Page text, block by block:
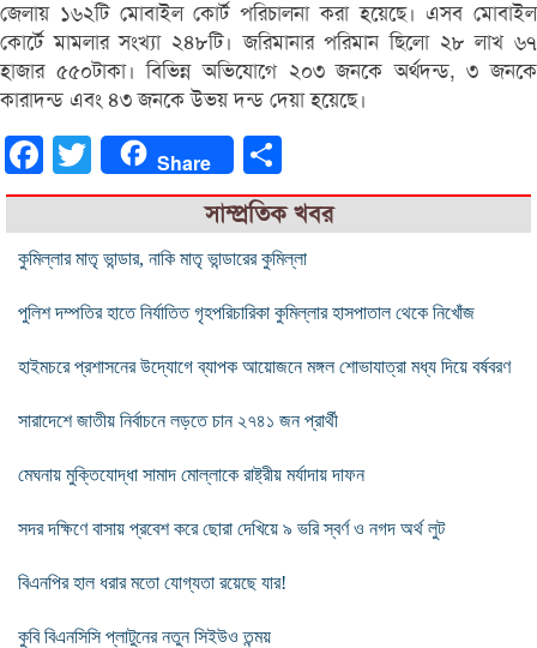
জেলায় ১৬২টি মোবাইল কোর্ট পরিচালনা করা হয়েছে। এসব মোবাইল
কোর্টে মামলার সংখ্যা ২৪৮টি। জরিমানার পরিমান ছিলো ২৮ লাখ ৬৭
হাজার ৫৫০টাকা। বিভিন্ন অভিযোগে ২০৩ জনকে অর্থদন্ড, ৩ জনকে
কারাদন্ড এবং ৪৩ জনকে উভয় দন্ড দেয়া হয়েছে।
FacebookTwitter Share
সাম্প্রতিক খবর
কুমিল্লার মাতৃ ভান্ডার, নাকি মাতৃ ভান্ডারের কুমিল্লা
পুলিশ দম্পতির হাতে নির্যাতিত গৃহপরিচারিকা কুমিল্লার হাসপাতাল থেকে নিখোঁজ
হাইমচরে প্রশাসনের উদ্যোগে ব্যাপক আয়োজনে মঙ্গল শোভাযাত্রা মধ্য দিয়ে বর্ষবরণ
সারাদেশে জাতীয় নির্বাচনে লড়তে চান ২৭৪১ জন প্রার্থী
মেঘনায় মুক্তিযোদ্ধা সামাদ মোল্লাকে রাষ্ট্রীয় মর্যাদায় দাফন
সদর দক্ষিণে বাসায় প্রবেশ করে ছোরা দেখিয়ে ৯ ভরি স্বর্ণ ও নগদ অর্থ লুট
বিএনপির হাল ধরার মতো যোগ্যতা রয়েছে যার!
কুবি বিএনসিসি প্লাটুনের নতুন সিইউও তন্ময়